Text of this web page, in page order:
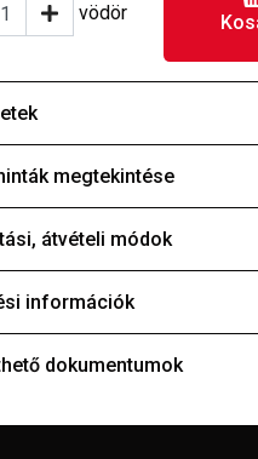
vödör
megtekintése
átvételi módok
információk
dokumentumok